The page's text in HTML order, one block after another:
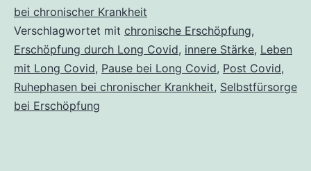
Wenn
Erschöpfung
zum
Lehrmeister
bei chronischer Krankheit
Verschlagwortet mit chronische Erschöpfung,
Erschöpfung durch Long Covid, innere Stärke, Leben
mit Long Covid, Pause bei Long Covid, Post Covid,
Ruhephasen bei chronischer Krankheit, Selbstfürsorge
bei Erschöpfung